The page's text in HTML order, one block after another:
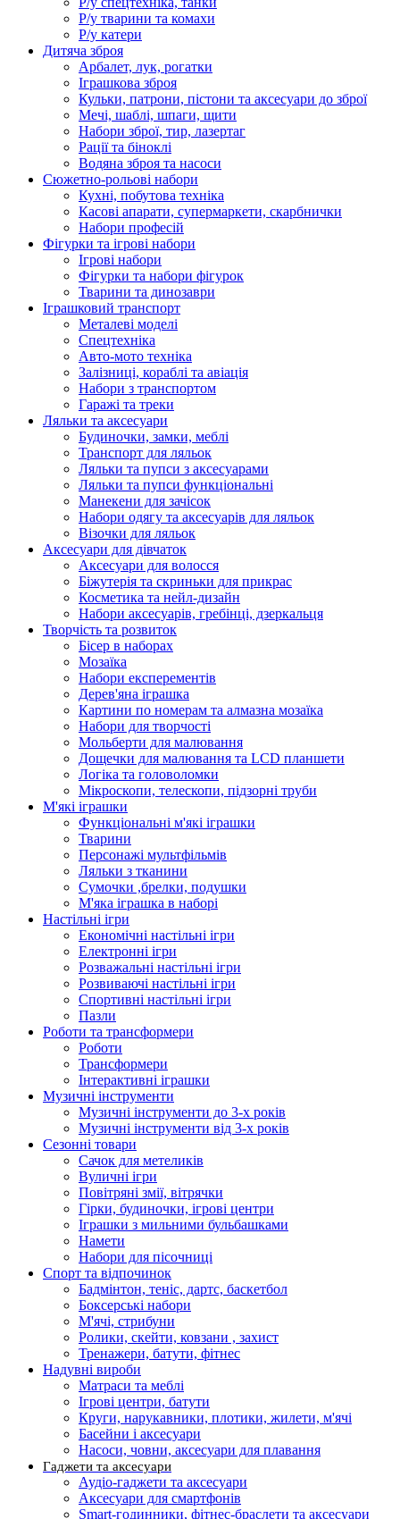
Р/у тварини та комахи
Р/у катери
Дитяча зброя
Арбалет, лук, рогатки
Іграшкова зброя
Кульки, патрони, пістони та аксесуари до зброї
Мечі, шаблі, шпаги, щити
Набори зброї, тир, лазертаг
Рації та біноклі
Водяна зброя та насоси
Сюжетно-рольові набори
Кухні, побутова техніка
Касові апарати, супермаркети, скарбнички
Набори професій
Фігурки та ігрові набори
Ігрові набори
Фігурки та набори фігурок
Тварини та динозаври
Іграшковий транспорт
Металеві моделі
Спецтехніка
Авто-мото техніка
Залізниці, кораблі та авіація
Набори з транспортом
Гаражі та треки
Ляльки та аксесуари
Будиночки, замки, меблі
Транспорт для ляльок
Ляльки та пупси з аксесуарами
Ляльки та пупси функціональні
Манекени для зачісок
Набори одягу та аксесуарів для ляльок
Візочки для ляльок
Аксесуари для дівчаток
Аксесуари для волосся
Біжутерія та скриньки для прикрас
Косметика та нейл-дизайн
Набори аксесуарів, гребінці, дзеркальця
Творчість та розвиток
Бісер в наборах
Мозаїка
Набори експерементів
Дерев'яна іграшка
Картини по номерам та алмазна мозаїка
Набори для творчості
Мольберти для малювання
Дощечки для малювання та LCD планшети
Логіка та головоломки
Мікроскопи, телескопи, підзорні труби
М'які іграшки
Функціональні м'які іграшки
Тварини
Персонажі мультфільмів
Ляльки з тканини
Сумочки ,брелки, подушки
М'яка іграшка в наборі
Настільні ігри
Економічні настільні ігри
Електронні ігри
Розважальні настільні ігри
Розвиваючі настільні ігри
Спортивні настільні ігри
Пазли
Роботи та трансформери
Роботи
Трансформери
Інтерактивні іграшки
Музичні інструменти
Музичні інструменти до 3-х років
Музичні інструменти від 3-х років
Сезонні товари
Сачок для метеликів
Вуличні ігри
Повітряні змії, вітрячки
Гірки, будиночки, ігрові центри
Іграшки з мильними бульбашками
Намети
Набори для пісочниці
Спорт та відпочинок
Бадмінтон, теніс, дартс, баскетбол
Боксерські набори
М'ячі, стрибуни
Ролики, скейти, ковзани , захист
Тренажери, батути, фітнес
Надувні вироби
Матраси та меблі
Ігрові центри, батути
Круги, нарукавники, плотики, жилети, м'ячі
Басейни і аксесуари
Насоси, човни, аксесуари для плавання
Гаджети та аксесуари
Аудіо-гаджети та аксесуари
Аксесуари для смартфонів
Smart-годинники, фітнес-браслети та аксесуари